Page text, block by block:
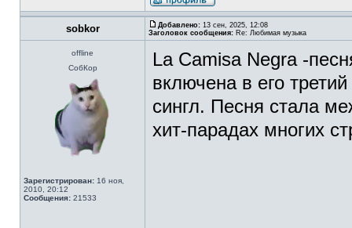
sobkor Добавлено: 13 сен, 2025, 12:08
Заголовок сообщения: Re: Любимая музыка
offline
СобКор
Зарегистрирован: 16 ноя,
2010, 20:12
Сообщения: 21533
La Camisa Negra -
включена в его
сингл. Песня стала
хит-парадах многих